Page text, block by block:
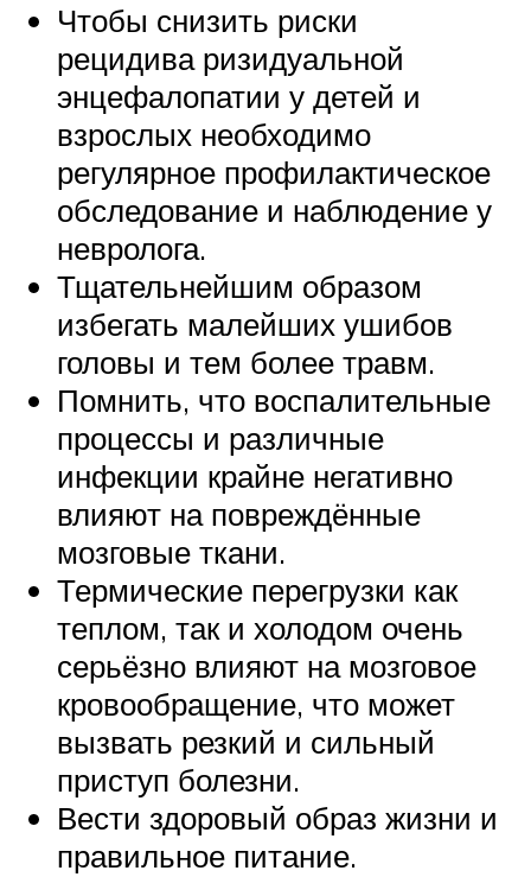
Чтобы снизить риски
рецидива ризидуальной
энцефалопатии у детей и
взрослых необходимо
регулярное профилактическое
обследование и наблюдение у
невролога.
Тщательнейшим образом
избегать малейших ушибов
головы и тем более травм.
Помнить, что воспалительные
процессы и различные
инфекции крайне негативно
влияют на повреждённые
мозговые ткани.
Термические перегрузки как
теплом, так и холодом очень
серьёзно влияют на мозговое
кровообращение, что может
вызвать резкий и сильный
приступ болезни.
Вести здоровый образ жизни и
правильное питание.